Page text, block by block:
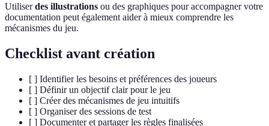
Utiliserdes illustrations ou des graphiques pour accompagner votre
documentation peut également aider à mieux comprendre les
mécanismes du jeu.
Checklist avant création
[ ] Identifier les besoins et préférences des joueurs
[ ] Définir un objectif clair pour le jeu
[ ] Créer des mécanismes de jeu intuitifs
[ ] Organiser des sessions de test
[ ] Documenter et partager les règles finalisées